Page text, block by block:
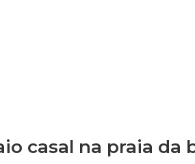
casal na praia da